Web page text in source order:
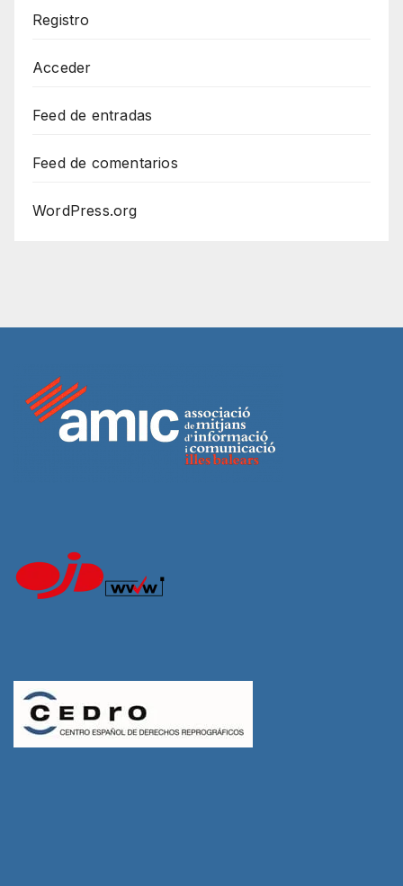
Registro
Acceder
Feed de entradas
Feed de comentarios
WordPress.org